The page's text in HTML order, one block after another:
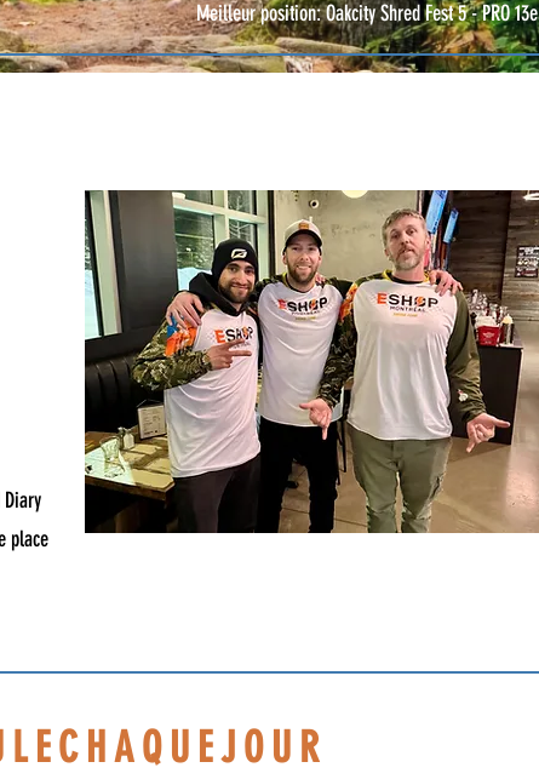
Meilleur position: Oakcity Shred Fest 5 - PRO 13e
Diary
place